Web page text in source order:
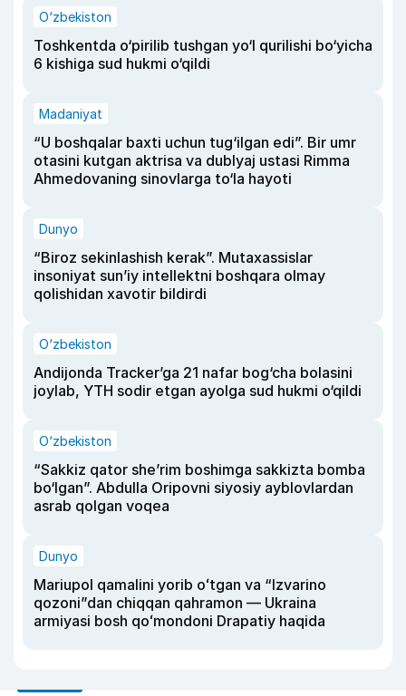
O‘zbekiston
Toshkentda o‘pirilib tushgan yo‘l qurilishi bo‘yicha
6 kishiga sud hukmi o‘qildi
Madaniyat
“U boshqalar baxti uchun tug‘ilgan edi”. Bir umr
otasini kutgan aktrisa va dublyaj ustasi Rimma
Ahmedovaning sinovlarga to‘la hayoti
Dunyo
“Biroz sekinlashish kerak”. Mutaxassislar
insoniyat sun’iy intellektni boshqara olmay
qolishidan xavotir bildirdi
O‘zbekiston
Andijonda Tracker’ga 21 nafar bog‘cha bolasini
joylab, YTH sodir etgan ayolga sud hukmi o‘qildi
O‘zbekiston
“Sakkiz qator she’rim boshimga sakkizta bomba
bo‘lgan”. Abdulla Oripovni siyosiy ayblovlardan
asrab qolgan voqea
Dunyo
Mariupol qamalini yorib oʻtgan va “Izvarino
qozoni”dan chiqqan qahramon — Ukraina
armiyasi bosh qoʻmondoni Drapatiy haqida